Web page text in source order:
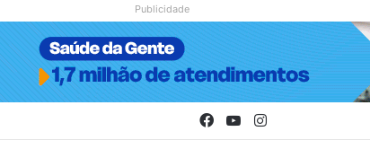
Publicidade
Facebook
YouTubeInstagram